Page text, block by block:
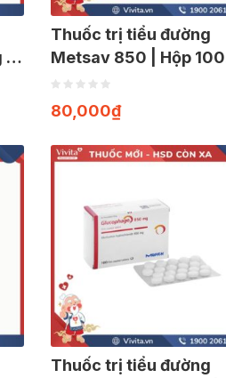
|
Thuốc trị tiểu đường
Metsav 850 | Hộp 100
viên
80,000₫
Thuốc trị tiểu đường